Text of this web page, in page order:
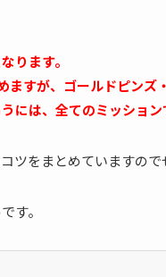
ります。
すが、ゴールドピンズ
には、全てのミッション
ツをまとめていますので
す。